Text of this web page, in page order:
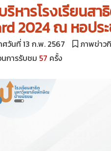
ริหารโรงเรียนส
2024 ณ หอปร
ศวันที่ 13 ก.พ. 2567 ภาพข่าว
การรับชม 57 ครั้ง